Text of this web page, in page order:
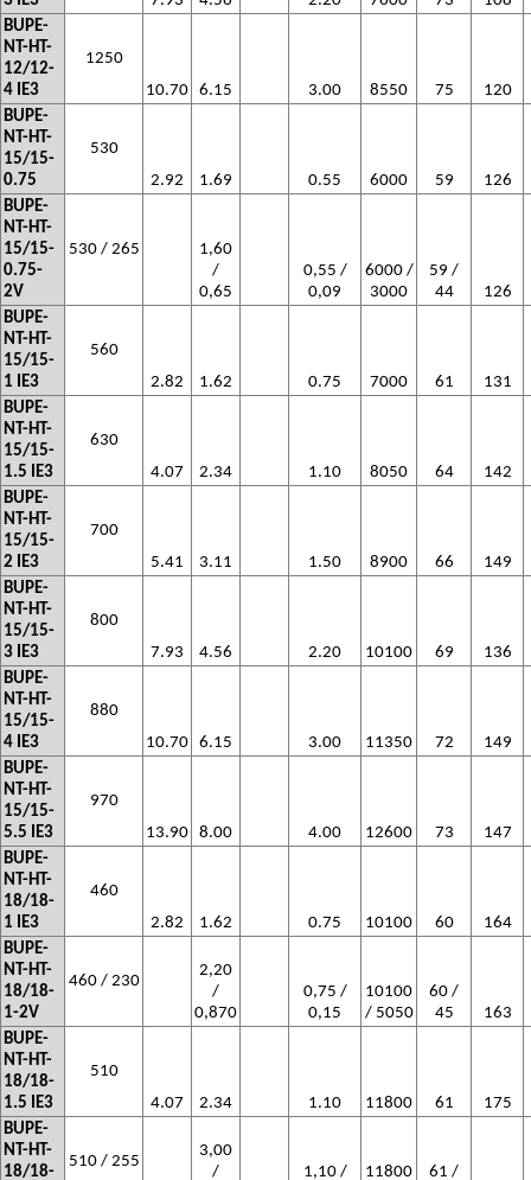
BUPE-
NT-HT-
12/12-
4 IE3
1250
10.70 6.15 3.00 8550 75
120
BUPE-
NT-HT-
15/15-
0.75
530
2.92
1.69 0.55 6000 59
126
BUPE-
NT-HT-
15/15-
0.75-
2V
530 / 265
1,60
/
0,65
0,55 /
0,09
6000 /
3000
59 /
44
126
BUPE-
NT-HT-
15/15-
1 IE3
560
2.82
1.62 0.75 7000 61
131
BUPE-
NT-HT-
15/15-
1.5 IE3
630
4.07
2.34 1.10 8050 64
142
BUPE-
NT-HT-
15/15-
2 IE3
700
5.41
3.11 1.50 8900 66
149
BUPE-
NT-HT-
15/15-
3 IE3
800
7.93
4.56 2.20 10100 69
136
BUPE-
NT-HT-
15/15-
4 IE3
880
10.70 6.15 3.00 11350 72
149
BUPE-
NT-HT-
15/15-
5.5 IE3
970
13.90 8.00 4.00 12600 73
147
BUPE-
NT-HT-
18/18-
1 IE3
460
2.82
1.62 0.75 10100 60
164
BUPE-
NT-HT-
18/18-
1-2V
460 / 230
2,20
/
0,870
0,75 /
0,15
10100
/ 5050
60 /
45
163
BUPE-
NT-HT-
18/18-
1.5 IE3
510
4.07
2.34 1.10 11800 61
175
BUPE-
NT-HT-
18/18-
510 / 255
3,00
/
1,10 /
11800
61 /